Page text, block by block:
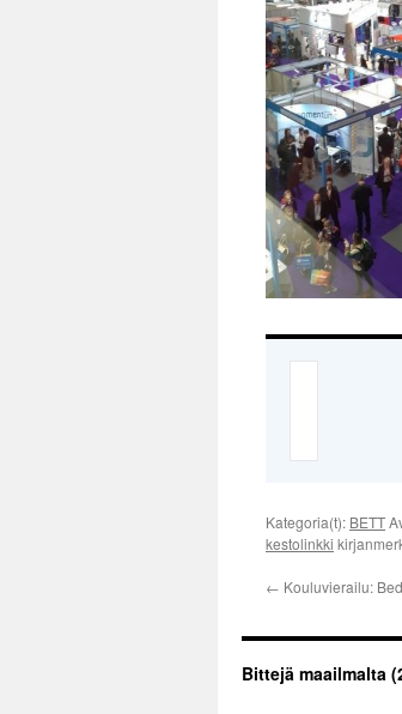
Kategoria(t): BETT
kestolinkki
← Kouluvierailu:
Bittejä maailmalta